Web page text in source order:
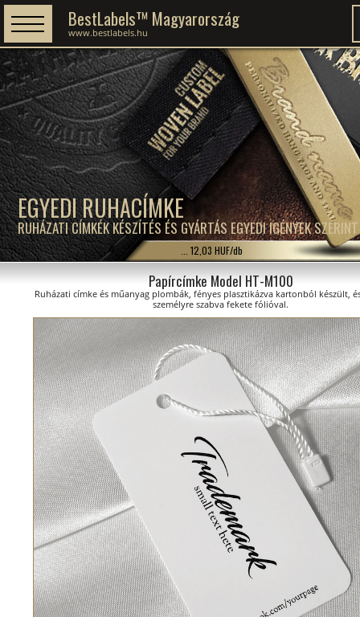
EGYEDI RUHACÍMKE
RUHÁZATI CÍMKÉK KÉSZÍTÉS ÉS GYÁRTÁS EGYEDI IGÉNYEK SZERINT
BestLabels™ Magyarország
www.bestlabels.hu
... 12,03 HUF/db
Papírcímke Model HT-M100
Ruházati címke és műanyag plombák, fényes plasztikázva kartonból készült,
személyre szabva fekete fólióval.